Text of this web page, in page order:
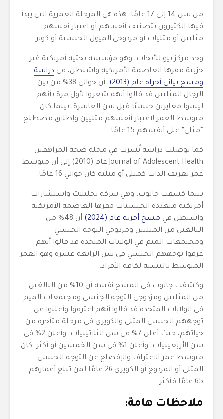
من سن 14 إلى 17 عامًا: هذه هي المرحلة العمرية التي يبدأ
فيها الكثيرون بتصنيف أنفسهم أو اعتبار نفسهم
مثليين أو مثليات أو مزدوجي الميول الجنسية أو كوير.
وجد مركز بيو للأبحاث، وهو مؤسسة بحثية أمريكية غير
حزبية مقرها العاصمة الأمريكية واشنطن، في دراسة
ومسح بياني أجراه عام (2013)
، أن حوالي 38% من بين
الرجال المثليين قد قالوا أنهم شعروا لأول مرة بأنهم
ليسوا مغايرين جنسيًا قبل سن العاشرة، بينما كان
متوسط ​​العمر لاعتبار أنفسهم مثليين وإطلاق مصطلح
“مثلي” على أنفسهم 15 عامًا.
كما توصلت دراسة نُشرت في مجلة صحة المراهقين
Journal of Adolescent Health عام (2010) إلى أن متوسط ​​
عمر تعريف الذات كمثلي أو مثلية كان حوالي 16 عامًا.
بينما كشفت جالوب، وهي شركة تحليلات واستشارات
أمريكية متعددة الجنسيات مقرها العاصمة الأمريكية
واشنطن في مسح أجرته عام (2024)
أن 48% من
البالغين من المثليين ومزدوجي التوجه الجنسي
ومجتمعات الميم في الولايات المتحدة قد قالوا أنهم
عرفوا توجههم الجنسي في سن الرابعة عشرة وهو العمر
المتوسط بالنسبة لكافة الأفراد.
وكشفت جالوب في المسح نفسه أن 10% من البالغين
من المثليين ومزدوجي التوجه الجنسي ومجتمعات الميم
في الولايات المتحدة قد قالوا أنهم اعترفوا وأعلنوا عن
توجههم الجنسي المثلي والكويري في مرحلة متأخرة من
حياتهم، حيث أعلن 7% في سن الثلاثينيات، وأعلن 2% في
سن الأربعينيات، وأعلن 1% في سن الخمسين أو أكثر. كان
متوسط ​​عمر الاعتراف والإفصاح عن التوجه الجنسي
المثلي أو المزدوج أو الكويري 26 عامًا لمن تبلغ أعمارهم
65 عامًا فأكثر.
ملاحظات هامة: